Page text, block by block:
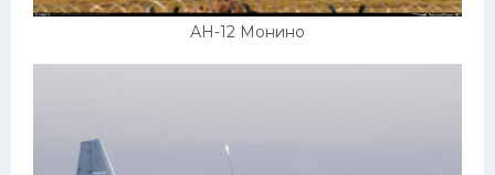
АН-12 Монино